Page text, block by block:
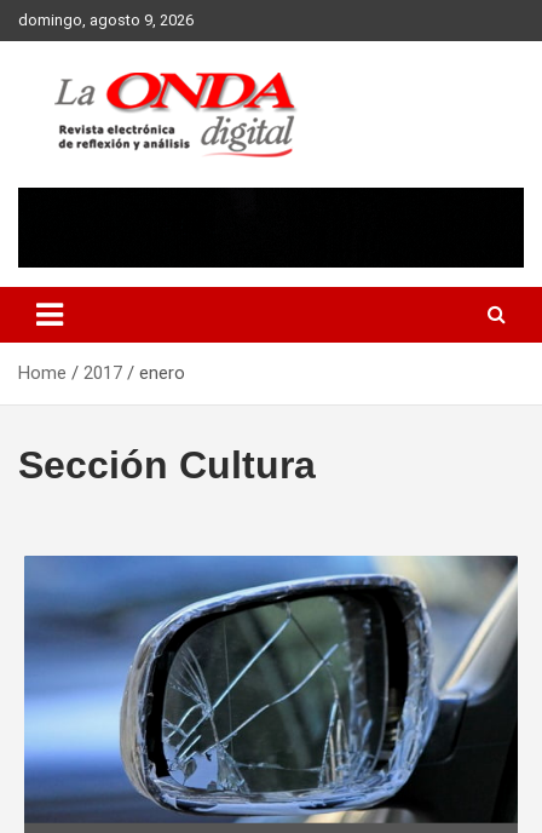
Skip
to
domingo, agosto 9, 2026
Home 2017 enero